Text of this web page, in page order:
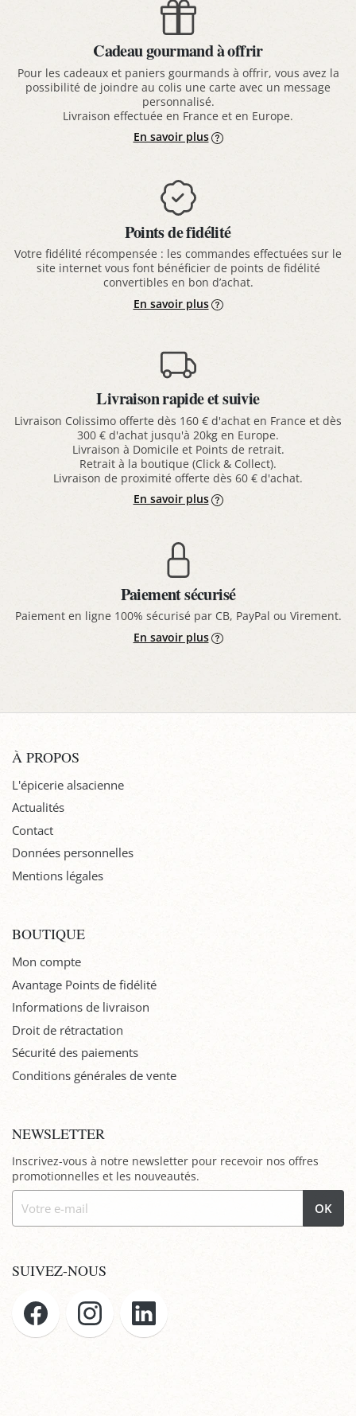
Cadeau gourmand à offrir
Pour les cadeaux et paniers gourmands à offrir, vous avez la
possibilité de joindre au colis une carte avec un message
personnalisé.
Livraison effectuée en France et en Europe.
En savoir plus
Points de fidélité
Votre fidélité récompensée : les commandes effectuées sur le
site internet vous font bénéficier de points de fidélité
convertibles en bon d’achat.
En savoir plus
Livraison rapide et suivie
Livraison Colissimo offerte dès 160 € d'achat en France et dès
300 € d'achat jusqu'à 20kg en Europe.
Livraison à Domicile et Points de retrait.
Retrait à la boutique (Click & Collect).
Livraison de proximité offerte dès 60 € d'achat.
En savoir plus
Paiement sécurisé
Paiement en ligne 100% sécurisé par CB, PayPal ou Virement.
En savoir plus
À PROPOS
L'épicerie alsacienne
Actualités
Contact
Données personnelles
Mentions légales
BOUTIQUE
Mon compte
Avantage Points de fidélité
Informations de livraison
Droit de rétractation
Sécurité des paiements
Conditions générales de vente
NEWSLETTER
Inscrivez-vous à notre newsletter pour recevoir nos offres
promotionnelles et les nouveautés.
OK
SUIVEZ-NOUS